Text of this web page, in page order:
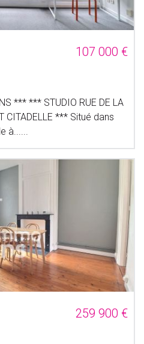
107 000 €
*** *** STUDIO RUE DE LA
CITADELLE *** Situé dans
à......
259 900 €